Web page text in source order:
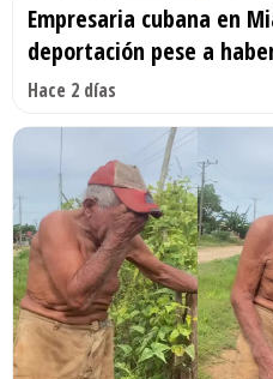
Empresaria cubana en
deportación pese a
Hace 2 días